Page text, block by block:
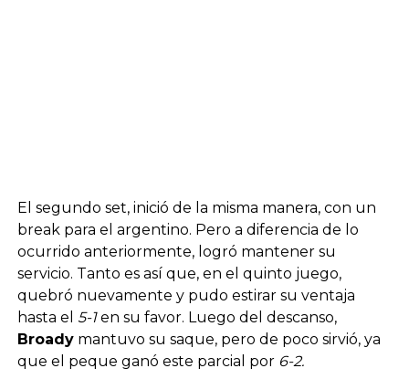
El segundo set, inició de la misma manera, con un
break para el argentino. Pero a diferencia de lo
ocurrido anteriormente, logró mantener su
servicio. Tanto es así que, en el quinto juego,
quebró nuevamente y pudo estirar su ventaja
hasta el 5-1en su favor. Luego del descanso,
Broadymantuvo su saque, pero de poco sirvió, ya
que el peque ganó este parcial por 6-2.